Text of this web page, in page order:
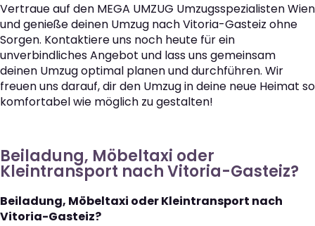
Vertraue auf den MEGA UMZUG Umzugsspezialisten Wien
und genieße deinen Umzug nach Vitoria-Gasteiz ohne
Sorgen. Kontaktiere uns noch heute für ein
unverbindliches Angebot und lass uns gemeinsam
deinen Umzug optimal planen und durchführen. Wir
freuen uns darauf, dir den Umzug in deine neue Heimat so
komfortabel wie möglich zu gestalten!
Beiladung, Möbeltaxi oder
Kleintransport nach Vitoria-Gasteiz?
Beiladung, Möbeltaxi oder Kleintransport nach
Vitoria-Gasteiz?